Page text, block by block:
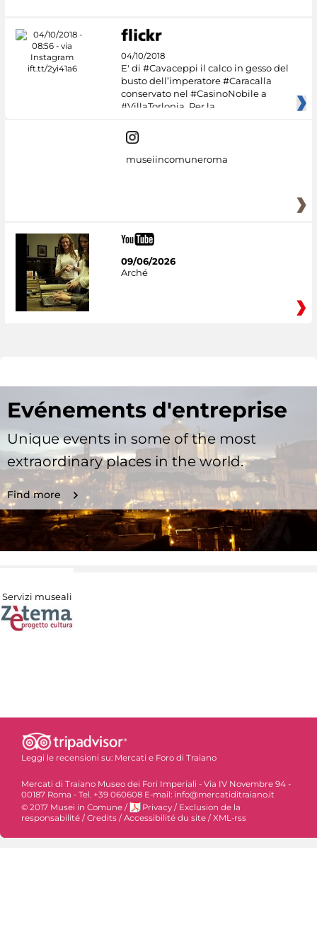
04/10/2018
E' di #Cavaceppi il calco in gesso del
busto dell’imperatore #Caracalla
conservato nel #CasinoNobile a
#VillaTorlonia. Per la
museiincomuneroma
09/06/2026
Arché
Evénements d'entreprise
Unique events in some of the most
extraordinary places in the world.
Find more
Servizi museali
Leggi le recensioni su: Mercati e Foro di Traiano
Mercati di Traiano Museo dei Fori Imperiali - Via IV Novembre 94 -
00187 Roma - Tel. +39 060608 E-mail: info@mercatiditraiano.it
© 2017 Musei in Comune / Privacy / Exclusion de la
responsabilité / Credits / Accessibilité du site / XML-rss